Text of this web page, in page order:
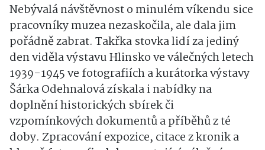
Nebývalá návštěvnost o minulém víkendu sice
pracovníky muzea nezaskočila, ale dala jim
pořádně zabrat. Takřka stovka lidí za jediný
den viděla výstavu Hlinsko ve válečných letech
1939-1945 ve fotografiích a kurátorka výstavy
Šárka Odehnalová získala i nabídky na
doplnění historických sbírek či
vzpomínkových dokumentů a příběhů z té
doby. Zpracování expozice, citace z kronik a